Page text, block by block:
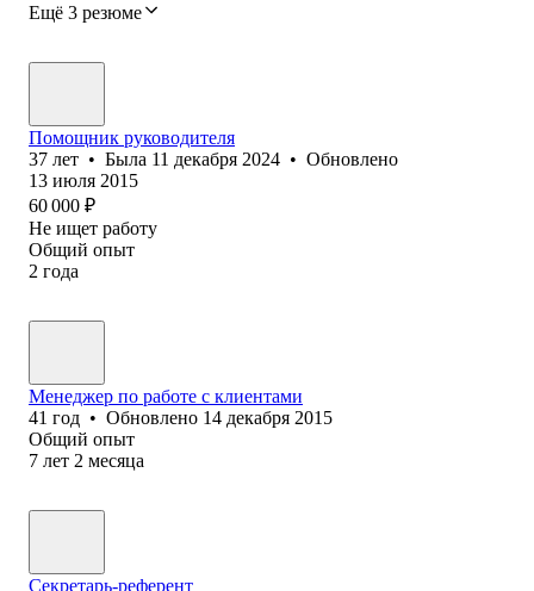
Ещё 3 резюме
Помощник руководителя
37 лет • Была 11 декабря 2024 • Обновлено
13 июля 2015
60 000 ₽
Не ищет работу
Общий опыт
2 года
Менеджер по работе с клиентами
41 год • Обновлено 14 декабря 2015
Общий опыт
7 лет 2 месяца
Секретарь-референт